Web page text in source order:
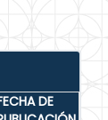
DE